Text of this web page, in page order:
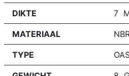
DIKTE 7
MATERIAAL
TYPE